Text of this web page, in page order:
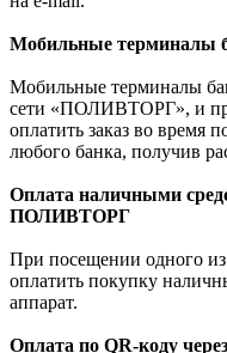
Мобильные терминалы
Мобильные терминалы
сети «ПОЛИВТОРГ», и
оплатить заказ во время
любого банка, получив
Оплата наличными
ПОЛИВТОРГ
При посещении одного
оплатить покупку
аппарат.
Оплата по QR-коду